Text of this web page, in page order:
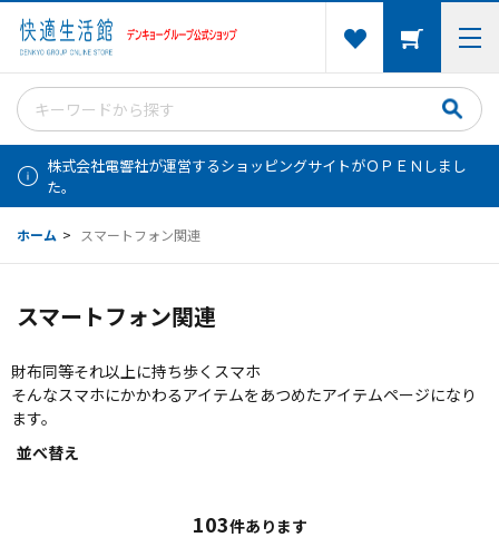
株式会社電響社が運営するショッピングサイトがＯＰＥＮしまし
た。
ホーム > スマートフォン関連
スマートフォン関連
財布同等それ以上に持ち歩くスマホ
そんなスマホにかかわるアイテムをあつめたアイテムページになり
ます。
並べ替え
103件あります